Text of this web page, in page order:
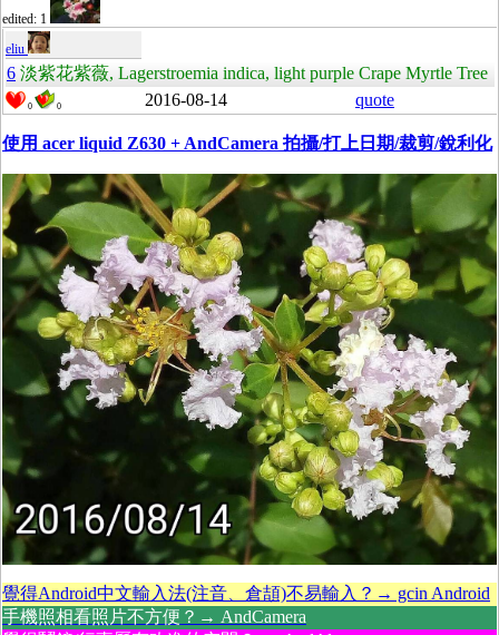
edited: 1
eliu
6 淡紫花紫薇, Lagerstroemia indica, light purple Crape Myrtle Tree
0 0 2016-08-14 quote
使用 acer liquid Z630 + AndCamera 拍攝/打上日期/裁剪/銳利化
覺得Android中文輸入法(注音、倉頡)不易輸入？→ gcin Android
手機照相看照片不方便？→ AndCamera